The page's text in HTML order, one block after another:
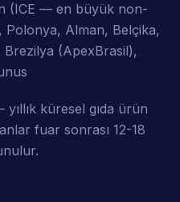
(ICE — en büyük non-
Polonya, Alman, Belçika,
(ApexBrasil),
küresel gıda ürün
fuar sonrası 12-18